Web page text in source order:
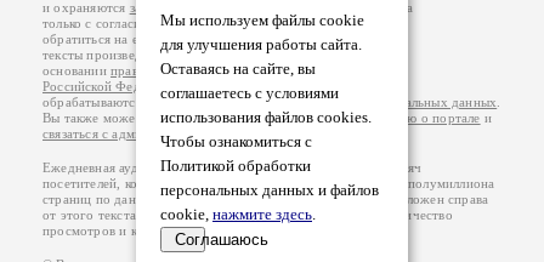
Мы используем файлы cookie
для улучшения работы сайта.
Оставаясь на сайте, вы
соглашаетесь с условиями
использования файлов cookies.
Чтобы ознакомиться с
Политикой обработки
персональных данных и файлов
cookie, нажмите здесь.
Соглашаюсь
и охраняются законом
. Перепечатка произведений возможна
только с согласия его автора, к которому вы можете
обратиться на его авторской странице. Ответственность за
тексты произведений авторы несут самостоятельно на
основанииправил публикацииизаконодательства
Российской Федерации
обрабатываются на основанииПолитики обработки персональных данных
Вы также можете посмотреть более подробнуюинформацию о портале и
связаться с администрацией
Ежедневная аудитория портала Проза.ру – порядка 100 тысяч
посетителей, которые в общей сумме просматривают более полумиллиона
страниц по данным счетчика посещаемости, который расположен справа
от этого текста. В каждой графе указано по две цифры: количество
просмотров и количество посетителей.